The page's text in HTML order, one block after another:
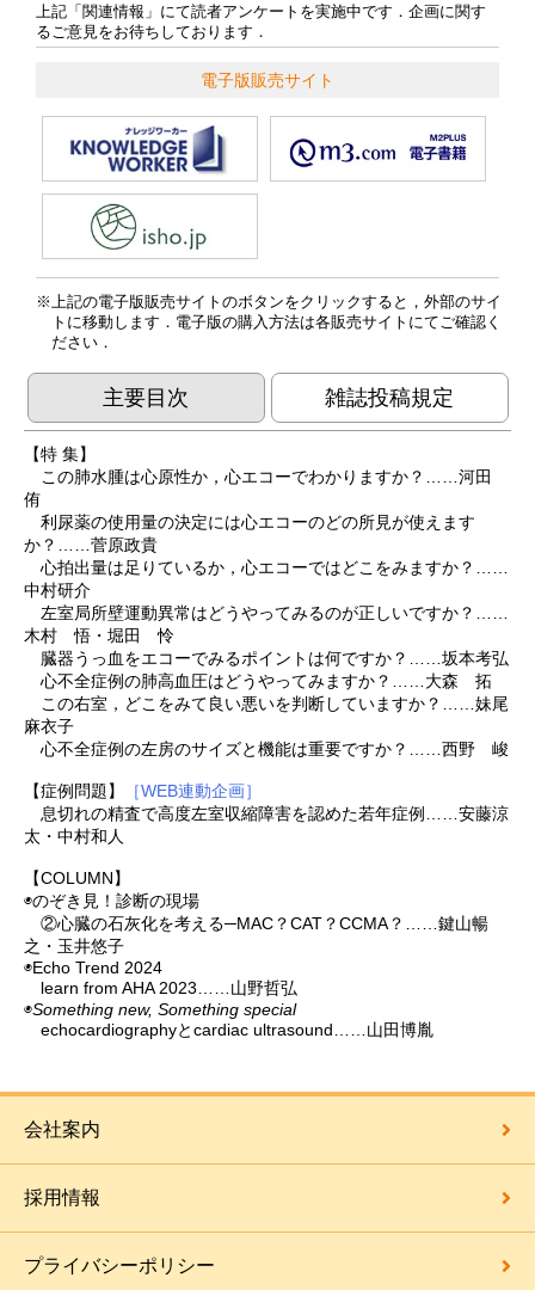
上記「関連情報」にて読者アンケートを実施中です．企画に関す
るご意見をお待ちしております．
電子版販売サイト
上記の電子版販売サイトのボタンをクリックすると，外部のサイ
トに移動します．電子版の購入方法は各販売サイトにてご確認く
ださい．
主要目次 雑誌投稿規定
【特 集】
この肺水腫は心原性か，心エコーでわかりますか？……河田
侑
利尿薬の使用量の決定には心エコーのどの所見が使えます
か？……菅原政貴
心拍出量は足りているか，心エコーではどこをみますか？……
中村研介
左室局所壁運動異常はどうやってみるのが正しいですか？……
木村 悟・堀田 怜
臓器うっ血をエコーでみるポイントは何ですか？……坂本考弘
心不全症例の肺高血圧はどうやってみますか？……大森 拓
この右室，どこをみて良い悪いを判断していますか？……妹尾
麻衣子
心不全症例の左房のサイズと機能は重要ですか？……西野 峻
【症例問題】
［WEB連動企画］
息切れの精査で高度左室収縮障害を認めた若年症例……安藤涼
太・中村和人
【COLUMN】
◉のぞき見！診断の現場
②心臓の石灰化を考える─MAC？CAT？CCMA？……鍵山暢
之・玉井悠子
◉Echo Trend 2024
learn from AHA 2023……山野哲弘
◉Something new, Something special
echocardiographyとcardiac ultrasound……山田博胤
会社案内
採用情報
プライバシーポリシー